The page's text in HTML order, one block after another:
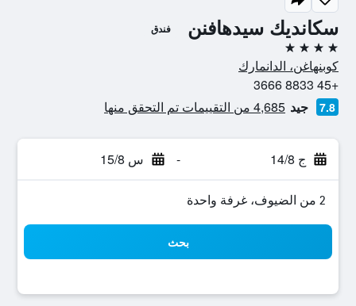
سكانديك سيدهافنن فندق
4 نجوم
كوبنهاغن، الدانمارك
+45 8833 3666
7.8 جيد 4,685 من التقييمات تم التحقق منها
ج 14/8 - س 15/8
2 من الضيوف، غرفة واحدة
بحث